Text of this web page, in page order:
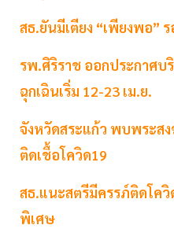
สธ.ยันมีเตียง “เพียงพอ”
รพ.ศิริราช ออกประกาศบ
ฉุกเฉินเริ่ม 12-23 เม.ย.
จังหวัดสระแก้ว พบพระส
ติดเชื้อโควิด19
สธ.แนะสตรีมีครรภ์ติดโค
พิเศษ